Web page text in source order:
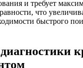
и требует
что
быстрого